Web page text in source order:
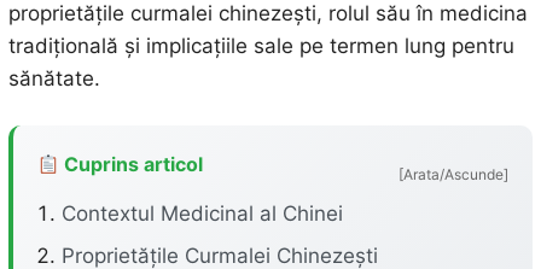
proprietățile curmalei chinezești, rolul său în medicina
tradițională și implicațiile sale pe termen lung pentru
sănătate.
Cuprins articol [Arata/Ascunde]
Contextul Medicinal al Chinei
Proprietățile Curmalei Chinezești